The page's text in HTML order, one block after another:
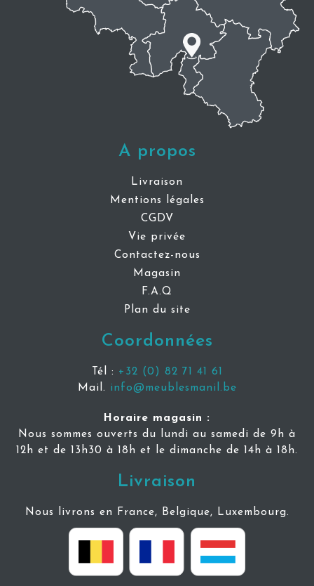
A propos
Livraison
Mentions légales
CGDV
Vie privée
Contactez-nous
Magasin
F.A.Q
Plan du site
Coordonnées
Tél : +32 (0) 82 71 41 61
Mail. info@meublesmanil.be
Horaire magasin :
Nous sommes ouverts du lundi au samedi de 9h à
12h et de 13h30 à 18h et le dimanche de 14h à 18h.
Livraison
Nous livrons en France, Belgique, Luxembourg.